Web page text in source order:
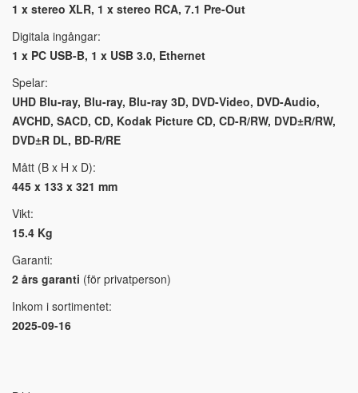
1 x stereo XLR, 1 x stereo RCA, 7.1 Pre-Out
Digitala ingångar:
1 x PC USB-B, 1 x USB 3.0, Ethernet
Spelar:
UHD Blu-ray, Blu-ray, Blu-ray 3D, DVD-Video, DVD-Audio,
AVCHD, SACD, CD, Kodak Picture CD, CD-R/RW, DVD±R/RW,
DVD±R DL, BD-R/RE
Mått (B x H x D):
445 x 133 x 321 mm
Vikt:
15.4 Kg
Garanti:
2 års garanti (för privatperson)
Inkom i sortimentet:
2025-09-16